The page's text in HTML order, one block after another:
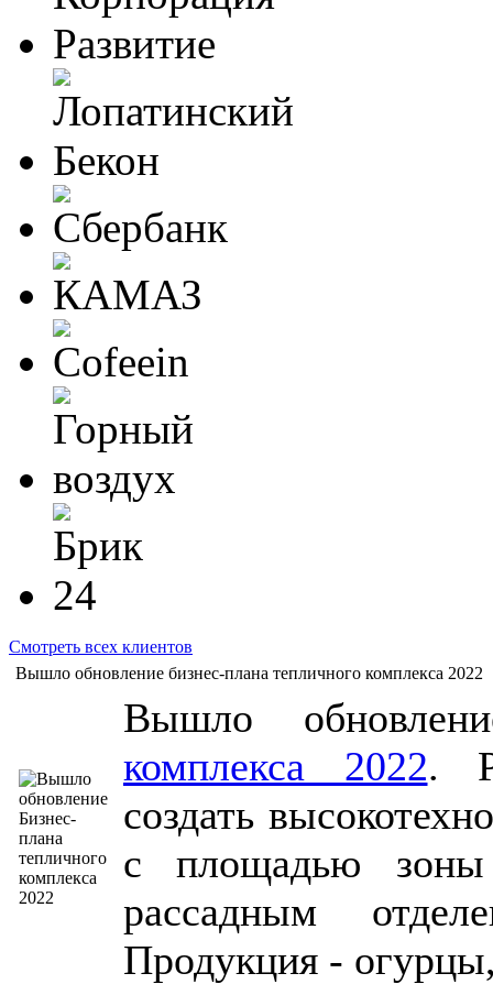
Смотреть всех клиентов
Вышло обновление бизнес-плана тепличного комплекса 2022
Вышло
комплекса 2022.
создать
с площадью
рассадным
Продукция -